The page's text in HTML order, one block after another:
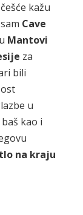
kažu
Cave
Mantovi
za
bili
u
kao i
na kraju